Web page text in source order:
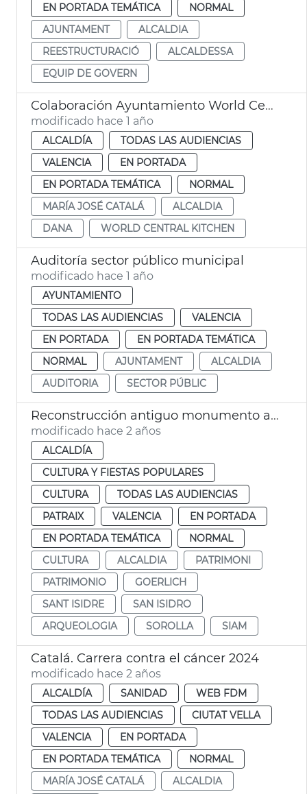
EN PORTADA TEMÁTICA
NORMAL
AJUNTAMENT
ALCALDIA
REESTRUCTURACIÓ
ALCALDESSA
EQUIP DE GOVERN
Colaboración Ayuntamiento World Central Kitchen dana
modificado hace 1 año
ALCALDÍA
TODAS LAS AUDIENCIAS
VALENCIA
EN PORTADA
EN PORTADA TEMÁTICA
NORMAL
MARÍA JOSÉ CATALÁ
ALCALDIA
DANA
WORLD CENTRAL KITCHEN
Auditoría sector público municipal
modificado hace 1 año
AYUNTAMIENTO
TODAS LAS AUDIENCIAS
VALENCIA
EN PORTADA
EN PORTADA TEMÁTICA
NORMAL
AJUNTAMENT
ALCALDIA
AUDITORIA
SECTOR PÚBLIC
Reconstrucción antiguo monumento a Sorolla
modificado hace 2 años
ALCALDÍA
CULTURA Y FIESTAS POPULARES
CULTURA
TODAS LAS AUDIENCIAS
PATRAIX
VALENCIA
EN PORTADA
EN PORTADA TEMÁTICA
NORMAL
CULTURA
ALCALDIA
PATRIMONI
PATRIMONIO
GOERLICH
SANT ISIDRE
SAN ISIDRO
ARQUEOLOGIA
SOROLLA SIAM
Catalá. Carrera contra el cáncer 2024
modificado hace 2 años
ALCALDÍA SANIDAD
WEB FDM
TODAS LAS AUDIENCIAS
CIUTAT VELLA
VALENCIA
EN PORTADA
EN PORTADA TEMÁTICA
NORMAL
MARÍA JOSÉ CATALÁ
ALCALDIA